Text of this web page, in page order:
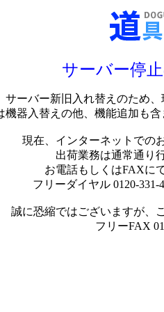
サーバー停
サーバー新旧入れ替えのため、
機器入替えの他、機能追加も
現在、インターネットでの
出荷業務は通常通り
お電話もしくはFAXに
フリーダイヤル 0120-331-
誠に恐縮ではございますが、
フリーFAX